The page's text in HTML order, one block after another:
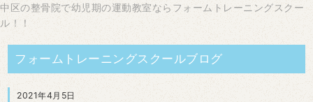
中区の整骨院で幼児期の運動教室ならフォームトレーニングスクー
ル！！
フォームトレーニングスクールブログ
2021年4月5日